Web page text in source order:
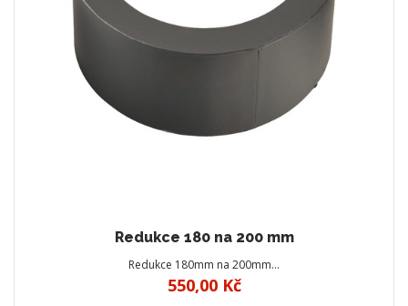
Redukce 180 na 200 mm
Redukce 180mm na 200mm…
550,00 Kč